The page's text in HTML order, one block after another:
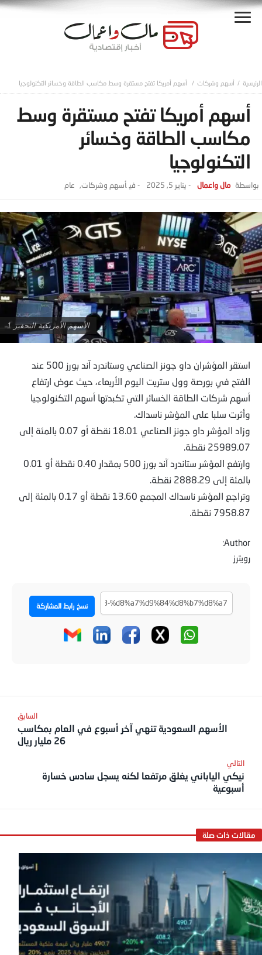
أسهم وشركات أسهم أمريكا تفتح مستقرة وسط مكاسب الطاقة وخسائر التكنولوجيا
أسهم أمريكا تفتح مستقرة وسط
مكاسب الطاقة وخسائر
التكنولوجيا
مال واعمال - يناير 5, 2025 - ‎في أسهم وشركات, عام
الأسهم الأمريكية التحفيز 1
استقر المؤشران داو جونز الصناعي وستاندرد آند بورز 500 عند
الفتح في بورصة وول ستريت اليوم الأربعاء، حيث عوض ارتفاع
أسهم شركات الطاقة الخسائر التي تكبدتها أسهم التكنولوجيا
وأثرت سلبا على المؤشر ناسداك.
وزاد المؤشر داو جونز الصناعي 18.01 نقطة أو 0.07 بالمئة إلى
25989.07 نقطة.
وارتفع المؤشر ستاندرد آند بورز 500 بمقدار 0.40 نقطة أو 0.01
بالمئة إلى 2888.29 نقطة.
وتراجع المؤشر ناسداك المجمع 13.60 نقطة أو 0.17 بالمئة إلى
7958.87 نقطة.
Author:
رويترز
نسخ رابط المشاركة
الأسهم السعودية تنهي آخر أسبوع في العام بمكاسب
26 مليار ريال
نيكي الياباني يغلق مرتفعا لكنه يسجل سادس خسارة
أسبوعية